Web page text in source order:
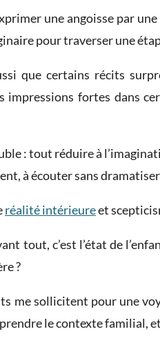
une angoisse par
pour traverser une
que certains récits
impressions fortes dans
: tout réduire à
à écouter sans
réalité intérieureet
tout, c’est l’état de
?
me sollicitent pour une
le contexte familial,